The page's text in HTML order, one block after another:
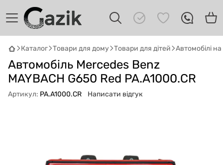
Каталог Товари для дому Товари для дітей Автомобілі
Автомобіль Mercedes Benz
MAYBACH G650 Red PA.A1000.CR
Артикул: PA.A1000.CR Написати відгук
GAZIKAI
Онлайн · пошук техніки